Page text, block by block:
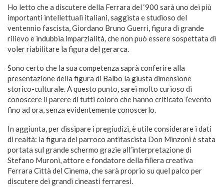
Ho letto che a discutere della Ferrara del ‘900 sarà uno dei più
importanti intellettuali italiani, saggista e studioso del
ventennio fascista, Giordano Bruno Guerri, figura di grande
rilievo e indubbia imparzialità, che non può essere sospettata di
voler riabilitare la figura del gerarca.
Sono certo che la sua competenza saprà conferire alla
presentazione della figura di Balbo la giusta dimensione
storico-culturale. A questo punto, sarei molto curioso di
conoscere il parere di tutti coloro che hanno criticato l’evento
fino ad ora, senza evidentemente conoscerlo.
In aggiunta, per dissipare i pregiudizi, è utile considerare i dati
di realtà: la figura del parroco antifascista Don Minzoni è stata
portata sul grande schermo grazie all’interpretazione di
Stefano Muroni, attore e fondatore della filiera creativa
Ferrara Città del Cinema, che sarà proprio su quel palco per
discutere dei grandi cineasti ferraresi.